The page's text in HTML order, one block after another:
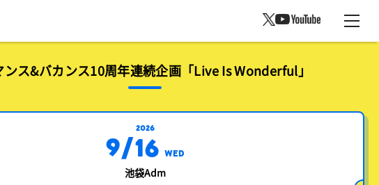
ンス&バカンス10周年連続企画「Live Is Wonderful」
2026
9/16 WED
池袋Adm